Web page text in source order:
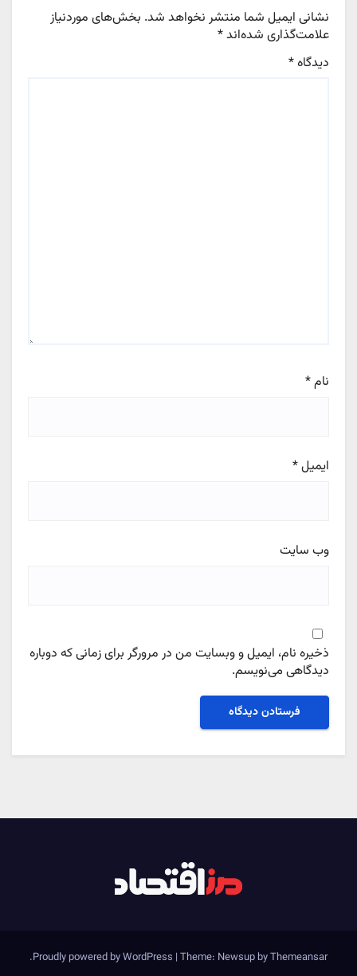
نشانی ایمیل شما منتشر نخواهد شد. بخش‌های موردنیاز
علامت‌گذاری شده‌اند*
دیدگاه*
نام*
ایمیل*
وب‌ سایت
ذخیره نام، ایمیل و وبسایت من در مرورگر برای زمانی که دوباره
دیدگاهی می‌نویسم.
Proudly powered by WordPress | Theme: Newsup byThemeansar
.